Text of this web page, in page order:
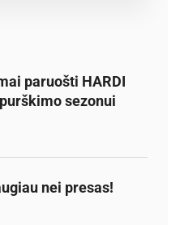
paruošti HARDI
sezonui
nei presas!